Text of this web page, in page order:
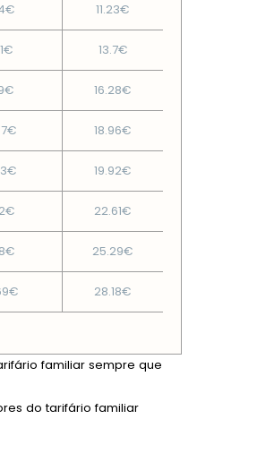
11.23€
13.7€
16.28€
18.96€
19.92€
22.61€
25.29€
28.18€
familiar sempre que
do tarifário familiar